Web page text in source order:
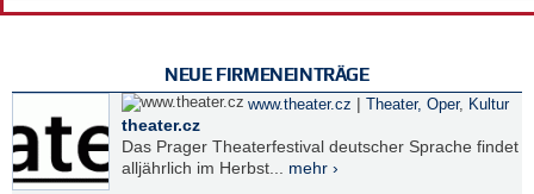
NEUE FIRMENEINTRÄGE
www.theater.cz | Theater, Oper, Kultur
theater.cz
Das Prager Theaterfestival deutscher Sprache findet
alljährlich im Herbst... mehr ›